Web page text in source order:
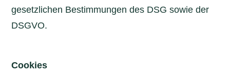
gesetzlichen Bestimmungen des DSG sowie der
DSGVO.
Cookies